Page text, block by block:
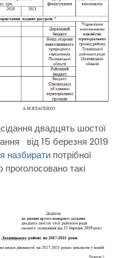
двадцять шостої
від 15 березня 2019
назбирати потрібної
проголосовано такі